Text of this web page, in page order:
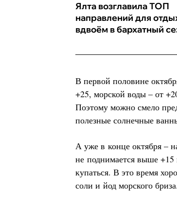
Ялта возглавила ТОП
направлений для
вдвоём в бархатный
В первой половине
+25, морской воды – от
Поэтому можно смело
полезные солнечные
А уже в конце октября –
не поднимается выше
купаться. В это время
соли и йод морского